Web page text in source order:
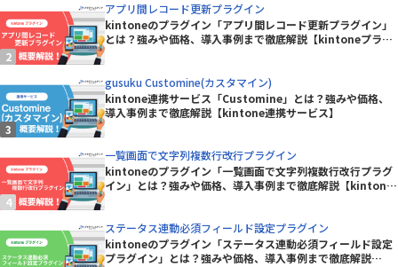
アプリ間レコード更新プラグイン
kintoneのプラグイン「アプリ間レコード更新プラグイン」
とは？強みや価格、導入事例まで徹底解説【kintoneプラグ
gusuku Customine(カスタマイン)
kintone連携サービス「Customine」とは？強みや価格、
導入事例まで徹底解説【kintone連携サービス】
一覧画面で文字列複数行改行プラグイン
kintoneのプラグイン「一覧画面で文字列複数行改行プラグ
イン」とは？強みや価格、導入事例まで徹底解説【kintone
ステータス連動必須フィールド設定プラグイン
kintoneのプラグイン「ステータス連動必須フィールド設定
プラグイン」とは？強みや価格、導入事例まで徹底解説